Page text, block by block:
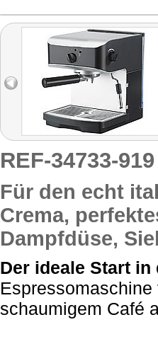
REF-34733-
Für den echt
Crema,
Dampfdüse,
Der ideale Start in
schaumigem Café